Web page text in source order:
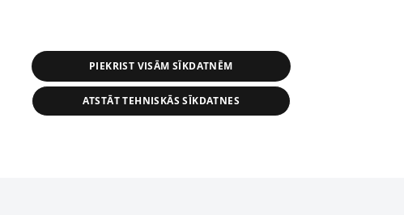
PIEKRIST VISĀM SĪKDATNĒM
ATSTĀT TEHNISKĀS SĪKDATNES